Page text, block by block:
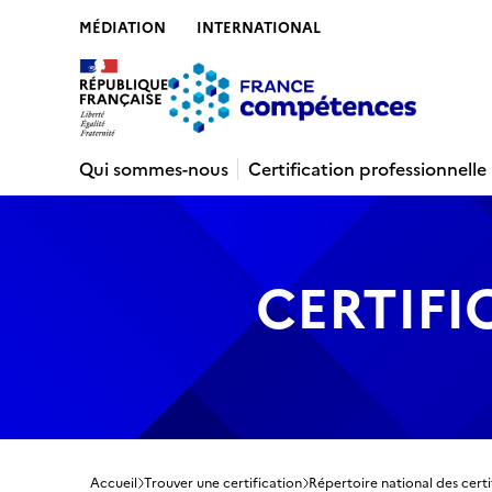
MÉDIATION INTERNATIONAL
Qui sommes-nous
Certification professionnelle
Accueil Trouver une certification Répertoire national des